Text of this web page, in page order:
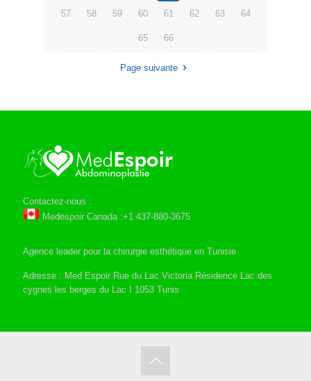
57 58 59 60 61 62 63 64
65 66
Page suivante
Contactez-nous :
Medespoir Canada :+1 437-880-3675
Agence leader pour la chirurgie esthétique en Tunisie
Adresse : Med Espoir Rue du Lac Victoria Résidence Lac des
cygnes les berges du Lac I 1053 Tunis